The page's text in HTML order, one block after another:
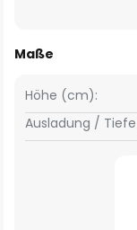
Maße
Höhe (cm):
Ausladung /